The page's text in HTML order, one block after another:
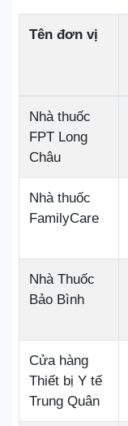
Tên đơn vị
Nhà thuốc
FPT Long
Châu
Nhà thuốc
FamilyCare
Nhà Thuốc
Bảo Bình
Cửa hàng
Thiết bị Y tế
Trung Quân